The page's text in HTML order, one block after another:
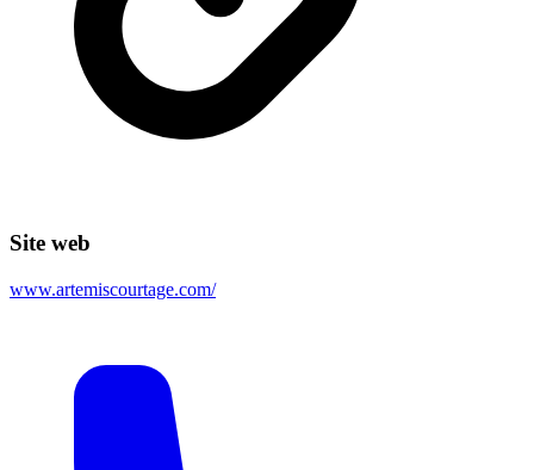
Site web
www.artemiscourtage.com/